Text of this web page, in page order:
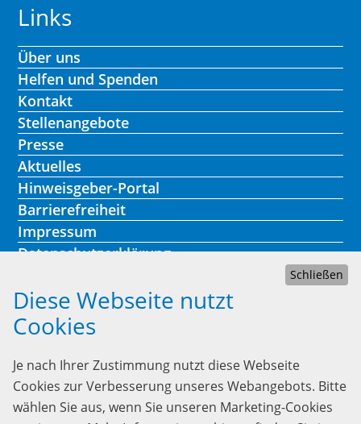
Schließen
Diese Webseite nutzt
Cookies
Je nach Ihrer Zustimmung nutzt diese Webseite
Cookies zur Verbesserung unseres Webangebots. Bitte
wählen Sie aus, wenn Sie unseren Marketing-Cookies
Links
Über uns
Helfen und Spenden
Kontakt
Stellenangebote
Presse
Aktuelles
Hinweisgeber-Portal
Barrierefreiheit
Impressum
Datenschutzerklärung
Kontakt
Lebenshilfe Heidelberg
Heinrich-Fuchs-Str. 73
69126 Heidelberg